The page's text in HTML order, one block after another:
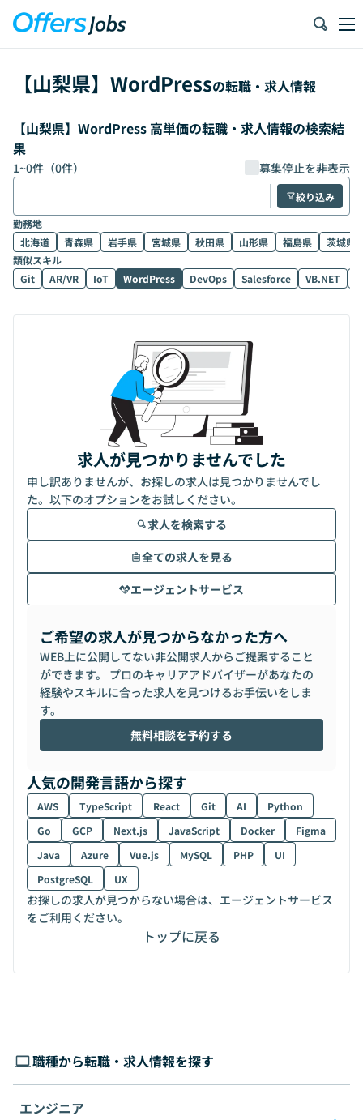
【山梨県】 WordPressの転職・求人情報
【山梨県】WordPress 高単価の転職・求人情報の検索結
果
1~0件（0件） 募集停止を非表示
絞り込み
勤務地
北海道
青森県 岩手県 宮城県 秋田県 山形県 福島県
茨城県
類似スキル
Git
AR/VR IoT WordPress DevOps Salesforce VB.NET
求人が見つかりませんでした
申し訳ありませんが、お探しの求人は見つかりませんでし
た。以下のオプションをお試しください。
求人を検索する
全ての求人を見る
エージェントサービス
ご希望の求人が見つからなかった方へ
WEB上に公開してない非公開求人からご提案すること
ができます。 プロのキャリアアドバイザーがあなたの
経験やスキルに合った求人を見つけるお手伝いをしま
す。
無料相談を予約する
人気の開発言語から探す
AWS TypeScript React Git AI
Python
Go
GCP Next.js JavaScript Docker
Figma
Java
Azure Vue.js MySQL PHP
UI
PostgreSQL
UX
お探しの求人が見つからない場合は、エージェントサービス
をご利用ください。
トップに戻る
職種から転職・求人情報を探す
エンジニア